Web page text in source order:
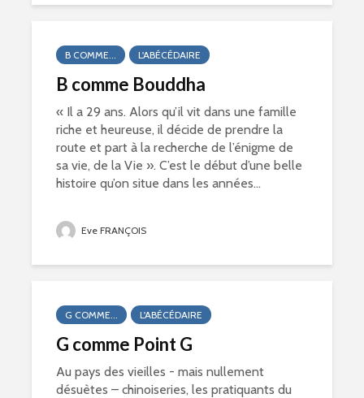
B COMME... L'ABÉCÉDAIRE
B comme Bouddha
« Il a 29 ans. Alors qu’il vit dans une famille
riche et heureuse, il décide de prendre la
route et part à la recherche de l’énigme de
sa vie, de la Vie ». C’est le début d’une belle
histoire qu’on situe dans les années...
Eve FRANÇOIS
G COMME... L'ABÉCÉDAIRE
G comme Point G
Au pays des vieilles - mais nullement
désuètes – chinoiseries, les pratiquants du